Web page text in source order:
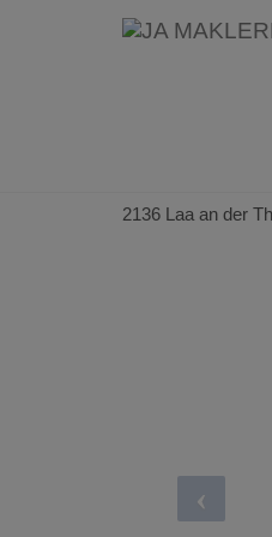
2136 Laa an der